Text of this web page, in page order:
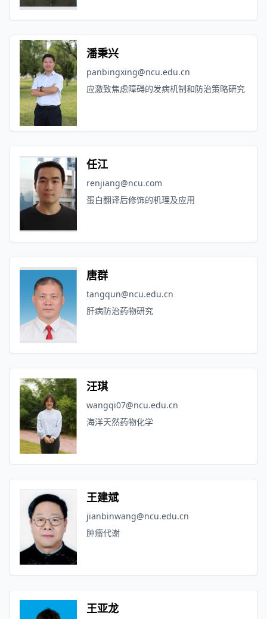
潘秉兴
panbingxing@ncu.edu.cn
应激致焦虑障碍的发病机制和防治策略研究
任江
renjiang@ncu.com
蛋白翻译后修饰的机理及应用
唐群
tangqun@ncu.edu.cn
肝病防治药物研究
汪琪
wangqi07@ncu.edu.cn
海洋天然药物化学
王建斌
jianbinwang@ncu.edu.cn
肿瘤代谢
王亚龙